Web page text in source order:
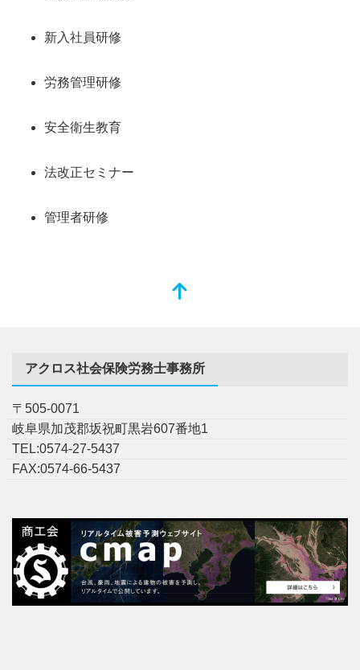
新入社員研修
労務管理研修
安全衛生教育
法改正セミナー
管理者研修
アクロス社会保険労務士事務所
〒505-0071
岐阜県加茂郡坂祝町黒岩607番地1
TEL:0574-27-5437
FAX:0574-66-5437